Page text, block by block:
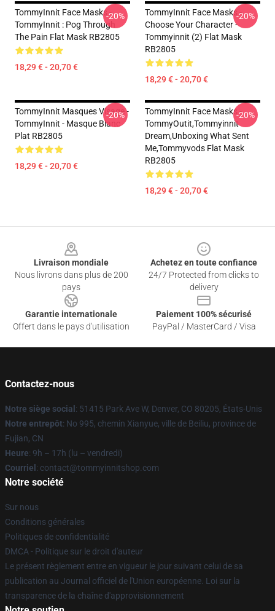
TommyInnit Face Masks -
TommyInnit : Pog Through
The Pain Flat Mask RB2805
18,29 € - 20,70 €
-20%
TommyInnit Face Masks -
Choose Your Character -
Tommyinnit (2) Flat Mask
RB2805
18,29 € - 20,70 €
-20%
TommyInnit Masques Visage -
TommyInnit - Masque Blanc
Plat RB2805
18,29 € - 20,70 €
-20%
TommyInnit Face Masks -
TommyOutit,Tommyinnit
Dream,Unboxing What Sent
Me,tommyvods Flat Mask
RB2805
18,29 € - 20,70 €
-20%
Livraison mondiale
Nous livrons dans plus de 200
pays
Achetez en toute confiance
24/7 Protected from clicks to
delivery
Garantie internationale
Offert dans le pays d'utilisation
Paiement 100% sécurisé
PayPal / MasterCard / Visa
Contactez-nous
Notre siège social : 51415 Park Ave W, Denver, CO 80205, États-Unis
Notre entrepôt: No 995, chemin Xianyue, ville de Beiliu, province de
Fujian, CN
Heure: 9h – 17h (lu – vendredi)
Courriel : contact@tommyinnitshop.com
Notre société
Sur nous
Conditions générales
Politiques de confidentialité
DMCA - Politique sur le droit d'auteur
Le présent règlement entre en vigueur le jour suivant celui de sa
publication au Journal officiel de l'Union européenne. Loi sur la
transparence de la chaîne d'approvisionnement